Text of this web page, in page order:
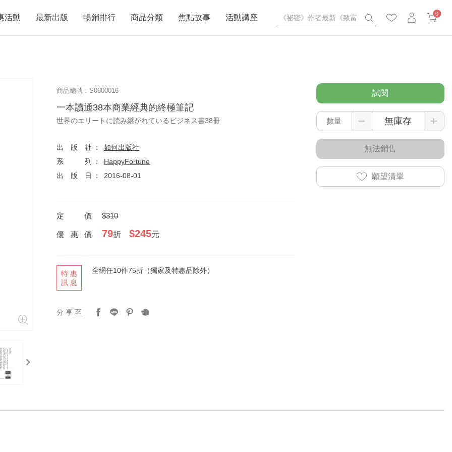
0
活動 最新出版 暢銷排行 商品分類 焦點故事 活動講座
商品編號：S0600016
一本讀通38本商業經典的終極筆記
世界のエリートに読み継がれているビジネス書38冊
出版社
如何出版社
系列
HappyFortune
出版日
2016-08-01
定價 $310
優惠價 79折$245元
特惠
訊息
全網任10件75折（獨家及特惠品除外）
分享至
試閱
數量
無法銷售
願望清單